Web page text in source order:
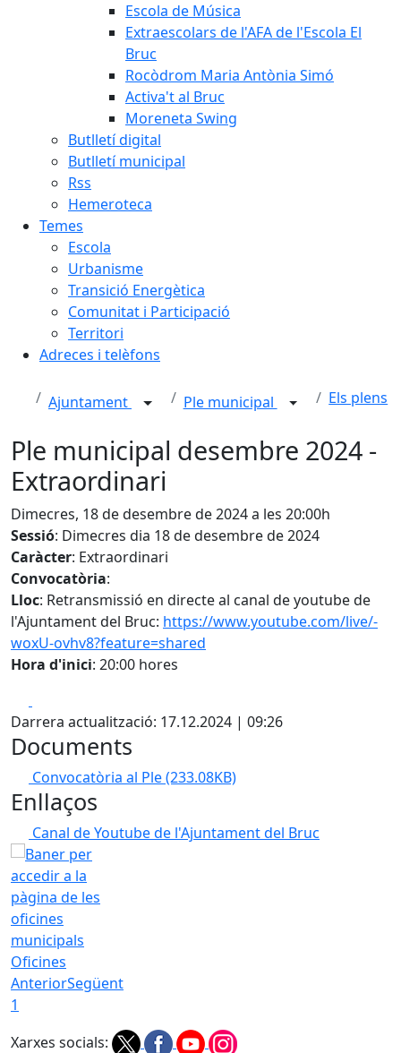
Escola de Música
Extraescolars de l'AFA de l'Escola El
Bruc
Rocòdrom Maria Antònia Simó
Activa't al Bruc
Moreneta Swing
Butlletí digital
Butlletí municipal
Rss
Hemeroteca
Temes
Escola
Urbanisme
Transició Energètica
Comunitat i Participació
Territori
Adreces i telèfons
Ajuntament Ple municipal Els plens
Ple municipal desembre 2024 -
Extraordinari
Dimecres, 18 de desembre de 2024 a les 20:00h
Sessió: Dimecres dia 18 de desembre de 2024
Caràcter: Extraordinari
Convocatòria:
Lloc: Retransmissió en directe al canal de youtube de
l'Ajuntament del Bruc: https://www.youtube.com/live/-
woxU-ovhv8?feature=shared
Hora d'inici: 20:00 hores
Darrera actualització: 17.12.2024 | 09:26
Documents
Convocatòria al Ple(233.08KB)
Enllaços
Canal de Youtube de l'Ajuntament del Bruc
Oficines
AnteriorSegüent
1
Xarxes socials: